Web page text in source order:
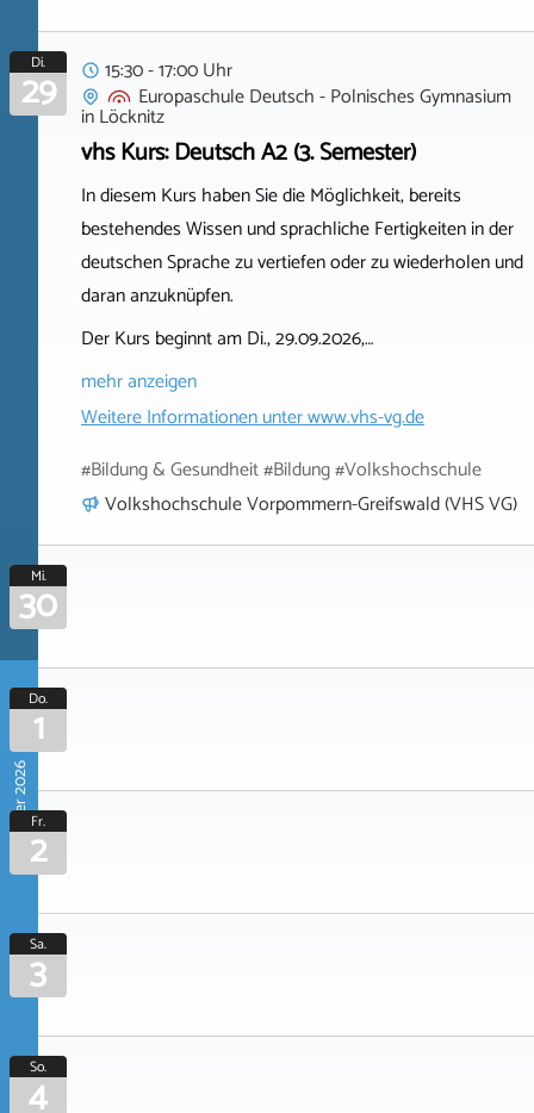
Di.
29
15:30 - 17:00 Uhr
Europaschule Deutsch - Polnisches Gymnasium
inLöcknitz
vhs Kurs: Deutsch A2 (3. Semester)
In diesem Kurs haben Sie die Möglichkeit, bereits
bestehendes Wissen und sprachliche Fertigkeiten in der
deutschen Sprache zu vertiefen oder zu wiederholen und
daran anzuknüpfen.
Der Kurs beginnt am Di., 29.09.2026,…
mehr anzeigen
Weitere Informationen unterwww.vhs-vg.de
#Bildung & Gesundheit #Bildung #Volkshochschule
Volkshochschule Vorpommern-Greifswald (VHS VG)
Mi.
30
Oktober 2026
Do.
1
Fr.
2
Sa.
3
So.
4